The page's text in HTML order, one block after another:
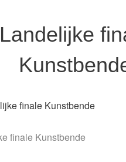
Landelijke
finale Kunstbende